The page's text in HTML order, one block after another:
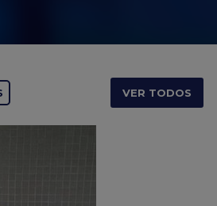
VER TODOS